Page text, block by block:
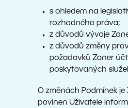
s ohledem na
rozhodného práva;
z důvodů vývoje
z důvodů změny
požadavků Zoner
poskytovaných
O změnách Podmínek je
povinen Uživatele